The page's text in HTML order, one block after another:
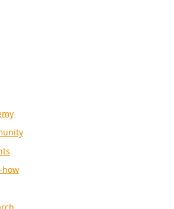
how